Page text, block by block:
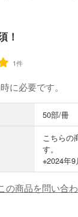
！
1件
に必要です。
50部/冊
こちらの
す。
※2024年
の商品を問い合